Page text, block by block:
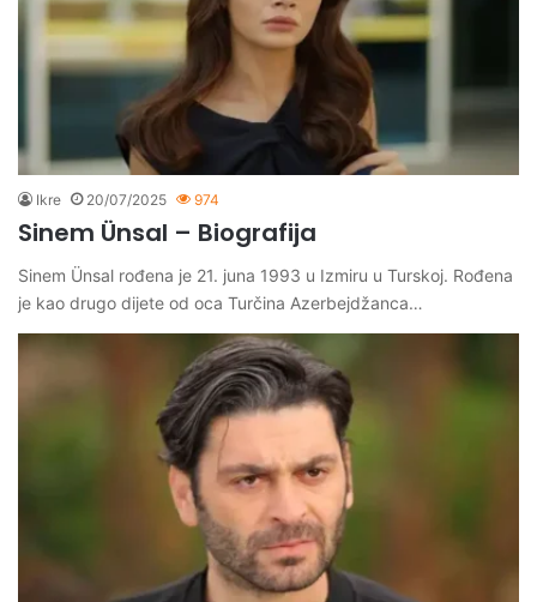
Ikre 20/07/2025 974
Sinem Ünsal – Biografija
Sinem Ünsal rođena je 21. juna 1993 u Izmiru u Turskoj. Rođena
je kao drugo dijete od oca Turčina Azerbejdžanca…